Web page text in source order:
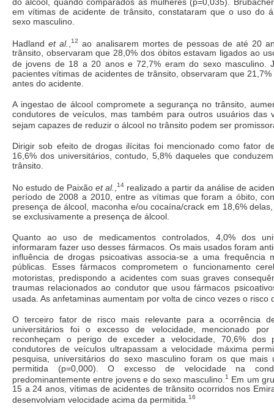
em vítimas de acidente de trânsito, constataram que o uso do
sexo masculino.
Hadlandet al. ,12
ao analisarem mortes de pessoas de até 20
trânsito, observaram que 28,0% dos óbitos estavam ligados ao
de jovens de 18 a 20 anos e 72,7% eram do sexo masculino.
pacientes vítimas de acidentes de trânsito, observaram que
antes do acidente.
A ingestao de álcool compromete a segurança no trânsito,
condutores de veículos, mas também para outros usuários das
sejam capazes de reduzir o álcool no trânsito podem ser
Dirigir sob efeito de drogas ilícitas foi mencionado como fator
16,6% dos universitários, contudo, 5,8% daqueles que
trânsito.
No estudo de Paixão et al. 14 realizado a partir da análise de
período de 2008 a 2010, entre as vítimas que foram a óbito,
presença de álcool, maconha e/ou cocaína/crack em 18,6%
se exclusivamente a presença de álcool.
Quanto ao uso de medicamentos controlados, 4,0% dos
informaram fazer uso desses fármacos. Os mais usados foram
influência de drogas psicoativas associa-se a uma frequência
públicas. Esses fármacos comprometem o funcionamento
motoristas, predispondo a acidentes com suas graves
traumas relacionados ao condutor que usou fármacos
usada. As anfetaminas aumentam por volta de cinco vezes o risco
O terceiro fator de risco mais relevante para a ocorrência
universitários foi o excesso de velocidade, mencionado por
reconheçam o perigo de exceder a velocidade, 70,6% dos
condutores de veículos ultrapassam a velocidade máxima
pesquisa, universitários do sexo masculino foram os que mais
permitida (p=0,000). O excesso de velocidade na
predominantemente entre jovens e do sexo masculino.1
Em um
15 a 24 anos, vítimas de acidentes de trânsito ocorridos nos
desenvolviam velocidade acima da permitida. 16